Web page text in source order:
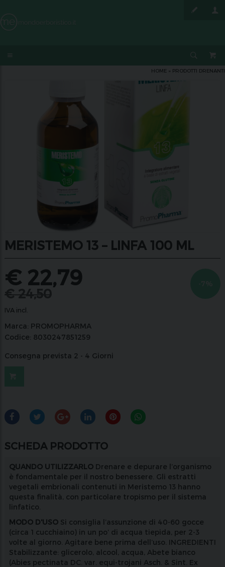
HOME » PRODOTTI DRENANTI
MERISTEMO 13 – LINFA 100 ML
€ 22,79
IVA incl.
Marca: PROMOPHARMA
Codice: 8030247851259
Consegna prevista 2 - 4 Giorni
SCHEDA PRODOTTO
QUANDO UTILIZZARLODrenare e depurare l’organismo
è fondamentale per il nostro benessere. Gli estratti
vegetali embrionali contenuti in Meristemo 13 hanno
questa finalità, con particolare tropismo per il sistema
linfatico.
MODO D'USOSi consiglia l’assunzione di 40-60 gocce
(circa 1 cucchiaino) in un po’ di acqua tiepida, per 2-3
volte al giorno. Agitare bene prima dell’uso. INGREDIENTI
Stabilizzante: glicerolo, alcool, acqua, Abete bianco
(Abies pectinata DC. var. equi-trojani Asch. & Sint. Ex